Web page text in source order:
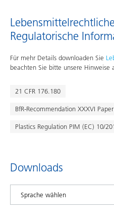
Regulatorische
Für mehr Details downloaden Sie
beachten Sie bitte unsere Hinweise
21 CFR 176.180
BfR-Recommendation XXXVI
Plastics Regulation PIM (EC) 10/
Downloads